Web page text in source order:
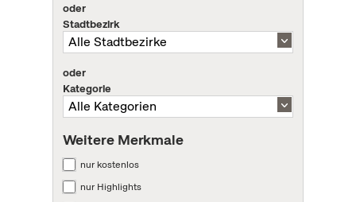
oder
Stadtbezirk
oder
Kategorie
Weitere Merkmale
nur kostenlos
nur Highlights